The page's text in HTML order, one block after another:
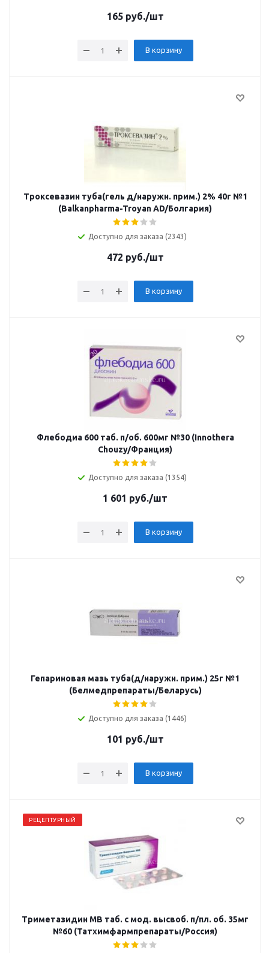
165руб./шт
В корзину
Троксевазин туба(гель д/наружн. прим.) 2% 40г №1
(Balkanpharma-Troyan AD/Болгария)
Доступно для заказа (2343)
472 руб./шт
В корзину
Флебодиа 600 таб. п/об. 600мг №30 (Innothera
Chouzy/Франция)
Доступно для заказа (1354)
1 601 руб./шт
В корзину
Гепариновая мазь туба(д/наружн. прим.) 25г №1
(Белмедпрепараты/Беларусь)
Доступно для заказа (1446)
101 руб./шт
В корзину
РЕЦЕПТУРНЫЙ
Триметазидин МВ таб. с мод. высвоб. п/пл. об. 35мг
№60 (Татхимфармпрепараты/Россия)